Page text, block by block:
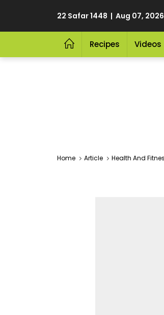
22 Safar 1448 | Aug 07, 2026
Recipes Videos
Home Article Health And